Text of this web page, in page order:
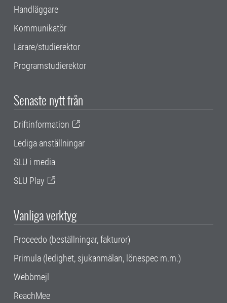
Handläggare
Kommunikatör
Lärare/studierektor
Programstudierektor
Senaste nytt från
Driftinformation
Lediga anställningar
SLU i media
SLU Play
Vanliga verktyg
Proceedo (beställningar, fakturor)
Primula (ledighet, sjukanmälan, lönespec m.m.)
Webbmejl
ReachMee